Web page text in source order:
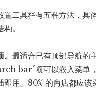
置工具栏有五种方法，具
。
。最适合已有顶部导航的主
bar”项可以嵌入菜单
即用。80% 的商店都应该